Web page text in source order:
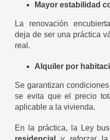
Mayor estabilidad
La renovación
deja de ser una práctica
real.
Alquiler por
Se garantizan
se evita que el precio
aplicable a la vivienda.
En la práctica, la Ley